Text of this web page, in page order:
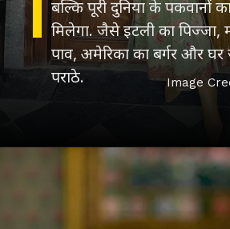
बल्कि पूरी दुनिया के पकवानों
मिलेगा. जैसे इटली का पिज्जा,
पाव, अमेरिका का बर्गर और
पराठे.
Image